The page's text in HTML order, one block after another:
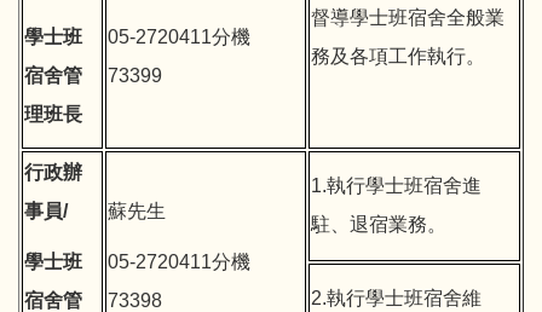
學士班
宿舍管
理班長
05-2720411分機
73399
督導學士班宿舍全般業
務及各項工作執行。
行政辦
事員/
學士班
宿舍管
蘇先生
05-2720411分機
73398
1.執行學士班宿舍進
駐、退宿業務。
2.執行學士班宿舍維